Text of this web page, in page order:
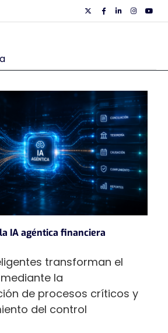
TwiiterFacebook
Linkedin
IA agéntica financiera
transforman el
la
de procesos críticos y
del control